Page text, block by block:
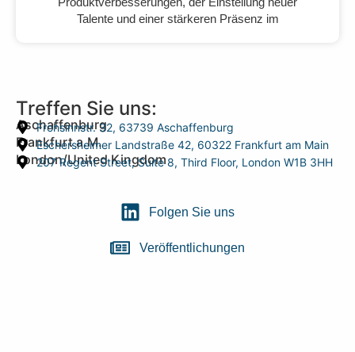
Talente und einer stärkeren Präsenz im
Treffen Sie uns:
Aschaffenburg
Frohsinnstr. 32, 63739 Aschaffenburg
Frankfurt a.M.
Eschersheimer Landstraße 42, 60322 Frankfurt am Main
London/United Kingdom
207 Regent Street, Suite 8, Third Floor, London W1B 3HH
Folgen Sie uns
Veröffentlichungen